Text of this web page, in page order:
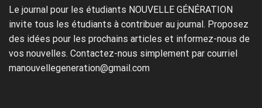
Le journal pour les étudiants NOUVELLE GÉNÉRATION
invite tous les étudiants à contribuer au journal. Proposez
des idées pour les prochains articles et informez-nous de
vos nouvelles. Contactez-nous simplement par courriel
manouvellegeneration@gmail.com